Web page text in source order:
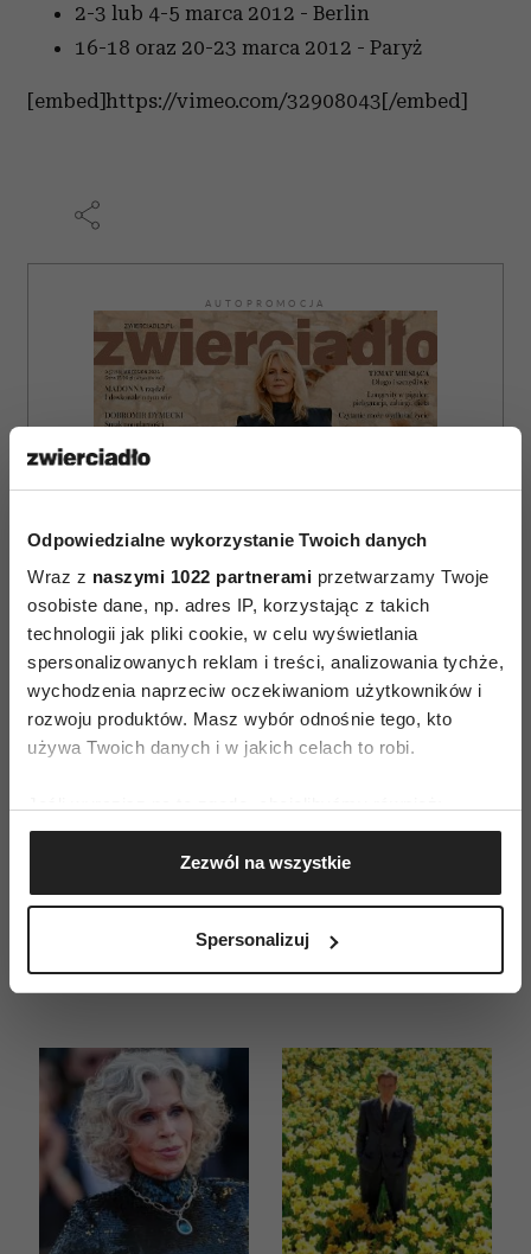
Odpowiedzialne wykorzystanie Twoich danych
Wraz z naszymi 1022 partnerami przetwarzamy Twoje
osobiste dane, np. adres IP, korzystając z takich
technologii jak pliki cookie, w celu wyświetlania
spersonalizowanych reklam i treści, analizowania tychże,
wychodzenia naprzeciw oczekiwaniom użytkowników i
rozwoju produktów. Masz wybór odnośnie tego, kto
używa Twoich danych i w jakich celach to robi.
Gromadzić dane dotyczące Twojej lokalizacji
geograficznej z dokładnością nawet do kilku metrów
Identyfikować Twoje urządzenie, aktywnie
(fingerprinting, czyli wirtualny odcisk palca)
zmienić lub wycofać swoją zgodę w dowolnej chwili.
Wykorzystujemy pliki cookie do spersonalizowania treści
i reklam, aby oferować funkcje społecznościowe i
analizować ruch w naszej witrynie. Informacje o tym, jak
korzystasz z naszej witryny, udostępniamy partnerom
społecznościowym, reklamowym i analitycznym.
Zezwól na wszystkie
Spersonalizuj
2-3 lub 4-5 marca 2012 - Berlin
16-18 oraz 20-23 marca 2012 - Paryż
[embed]https://vimeo.com/32908043[/embed]
AUTOPROMOCJA
E-WYDANIE